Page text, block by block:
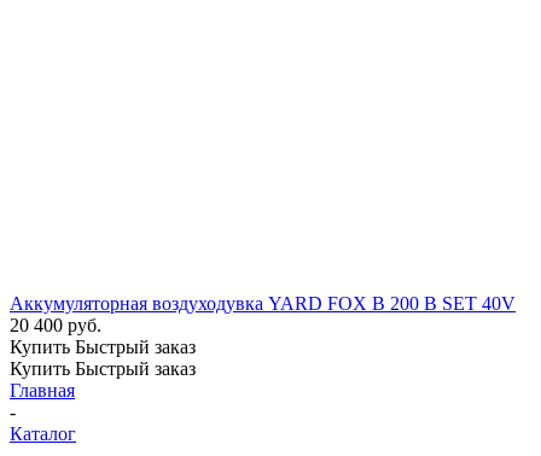
Аккумуляторная воздуходувка YARD FOX B 200 B SET 40V
20 400 руб.
Купить Быстрый заказ
Купить Быстрый заказ
Главная
-
Каталог